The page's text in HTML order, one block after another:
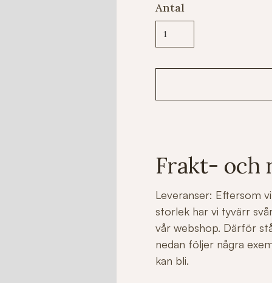
Antal
Frakt- och
Leveranser: Eftersom
storlek har vi tyvärr
vår webshop. Därför
nedan följer några
kan bli.